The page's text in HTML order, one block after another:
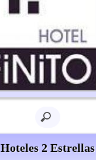
Hoteles 2 Estrellas